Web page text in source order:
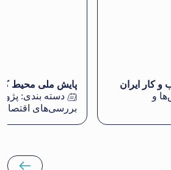
کار ایران
و
پایش ملی محیط
دسته بندی:
بررسی‌های